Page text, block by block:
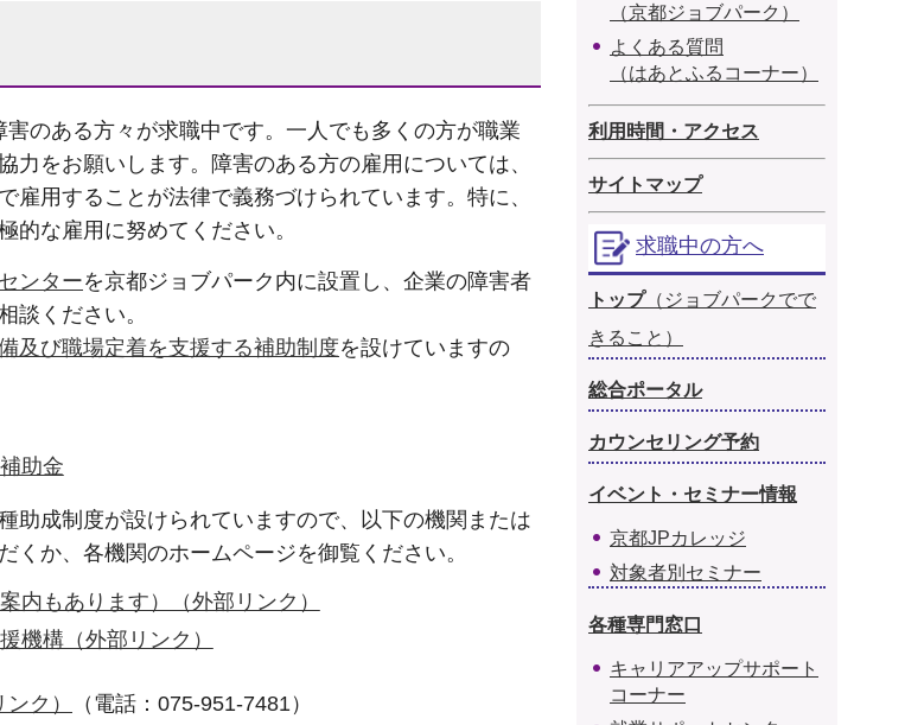
のある方々が求職中です。一人でも多くの方が職業
力をお願いします。障害のある方の雇用については、
用することが法律で義務づけられています。特に、
的な雇用に努めてください。
ンターを京都ジョブパーク内に設置し、企業の障害者
談ください。
及び職場定着を支援する補助制度を設けていますの
助金
助成制度が設けられていますので、以下の機関または
か、各機関のホームページを御覧ください。
内もあります）（外部リンク）
機構（外部リンク）
ク）
（電話：075-951-7481）
（京都ジョブパーク）
よくある質問
（はあとふるコーナー）
利用時間・アクセス
サイトマップ
求職中の方へ
トップ（ジョブパークでで
きること）
総合ポータル
カウンセリング予約
イベント・セミナー情報
京都JPカレッジ
対象者別セミナー
各種専門窓口
キャリアアップサポート
コーナー